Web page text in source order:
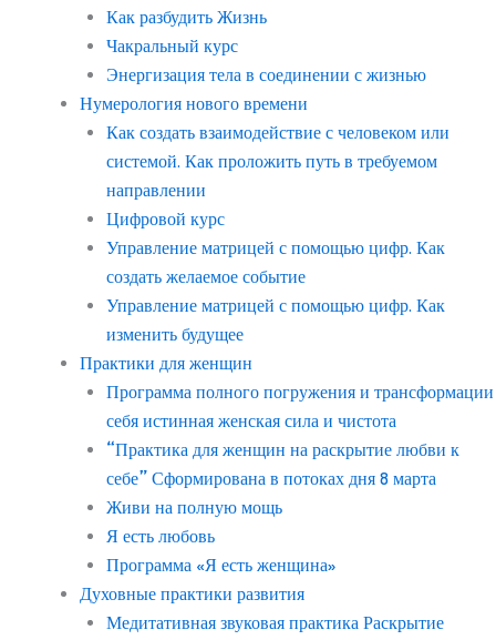
Как разбудить Жизнь
Чакральный курс
Энергизация тела в соединении с жизнью
Нумерология нового времени
Как создать взаимодействие с человеком или
системой. Как проложить путь в требуемом
направлении
Цифровой курс
Управление матрицей с помощью цифр. Как
создать желаемое событие
Управление матрицей с помощью цифр. Как
изменить будущее
Практики для женщин
Программа полного погружения и трансформации
себя истинная женская сила и чистота
“Практика для женщин на раскрытие любви к
себе” Сформирована в потоках дня 8 марта
Живи на полную мощь
Я есть любовь
Программа «Я есть женщина»
Духовные практики развития
Медитативная звуковая практика Раскрытие